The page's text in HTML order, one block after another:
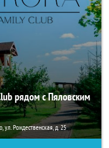
рядом с Пяловским
Рождественская, д. 25